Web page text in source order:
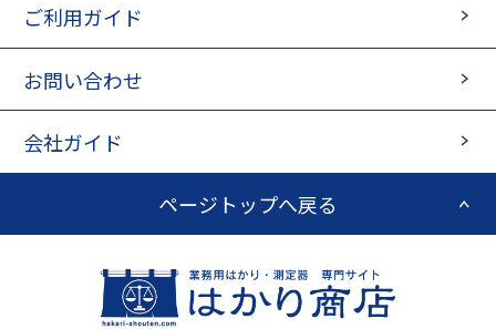
ールド機能付 ●電池が少なくなると表示でお知らせする電池消
耗警告機能付 ●必要に応じて水平の調整が可能 ●全気泡管
±１.０mm/mと高精度を実現 ●視認性の高い気泡管を採用 ●
ボックス型でケガキやすい形状です。 ●測定面はV字型溝付で
パイプ測定も可能 ※ご自身で精度調整を行なった場合は、保証
の対象外となります。なお、垂直気泡管と４５°気泡管は、調整
できません。
ご利用ガイド
お問い合わせ
会社ガイド
ページトップへ戻る